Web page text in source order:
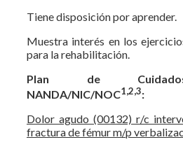
Tiene disposición por aprender.
Muestra interés en los
para la rehabilitación.
Plan de
NANDA/NIC/NOC1,2,3:
Dolor agudo (00132) r/c
fractura de fémur m/p